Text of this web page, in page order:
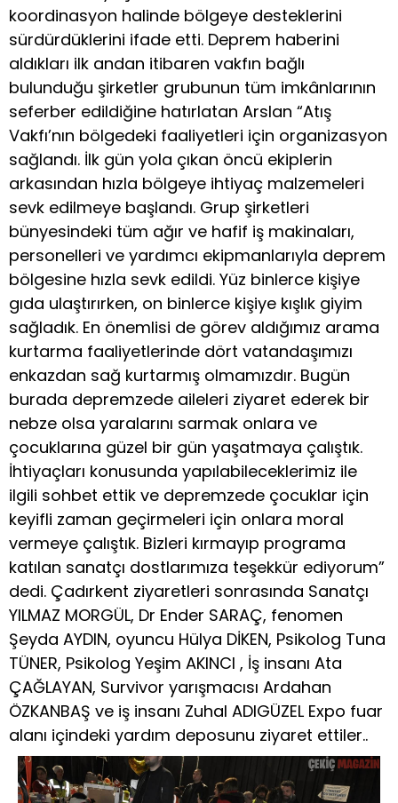
koordinasyon halinde bölgeye desteklerini
sürdürdüklerini ifade etti. Deprem haberini
aldıkları ilk andan itibaren vakfın bağlı
bulunduğu şirketler grubunun tüm imkânlarının
seferber edildiğine hatırlatan Arslan “Atış
Vakfı’nın bölgedeki faaliyetleri için organizasyon
sağlandı. İlk gün yola çıkan öncü ekiplerin
arkasından hızla bölgeye ihtiyaç malzemeleri
sevk edilmeye başlandı. Grup şirketleri
bünyesindeki tüm ağır ve hafif iş makinaları,
personelleri ve yardımcı ekipmanlarıyla deprem
bölgesine hızla sevk edildi. Yüz binlerce kişiye
gıda ulaştırırken, on binlerce kişiye kışlık giyim
sağladık. En önemlisi de görev aldığımız arama
kurtarma faaliyetlerinde dört vatandaşımızı
enkazdan sağ kurtarmış olmamızdır. Bugün
burada depremzede aileleri ziyaret ederek bir
nebze olsa yaralarını sarmak onlara ve
çocuklarına güzel bir gün yaşatmaya çalıştık.
İhtiyaçları konusunda yapılabileceklerimiz ile
ilgili sohbet ettik ve depremzede çocuklar için
keyifli zaman geçirmeleri için onlara moral
vermeye çalıştık. Bizleri kırmayıp programa
katılan sanatçı dostlarımıza teşekkür ediyorum”
dedi. Çadırkent ziyaretleri sonrasında Sanatçı
YILMAZ MORGÜL, Dr Ender SARAÇ, fenomen
Şeyda AYDIN, oyuncu Hülya DİKEN, Psikolog Tuna
TÜNER, Psikolog Yeşim AKINCI , İş insanı Ata
ÇAĞLAYAN, Survivor yarışmacısı Ardahan
ÖZKANBAŞ ve iş insanı Zuhal ADIGÜZEL Expo fuar
alanı içindeki yardım deposunu ziyaret ettiler..